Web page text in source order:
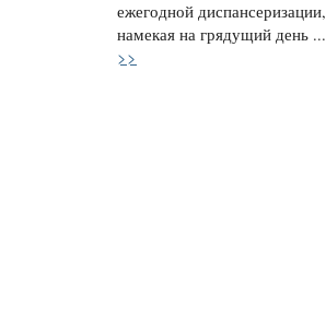
ежегодной диспансеризации,
намекая на грядущий день ...
>>